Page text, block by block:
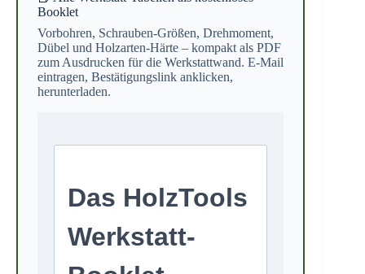
Booklet
Vorbohren, Schrauben-Größen, Drehmoment,
Dübel und Holzarten-Härte – kompakt als PDF
zum Ausdrucken für die Werkstattwand. E-Mail
eintragen, Bestätigungslink anklicken,
herunterladen.